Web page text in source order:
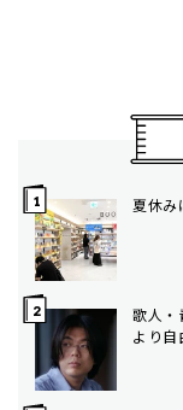
夏休
歌人・
より自